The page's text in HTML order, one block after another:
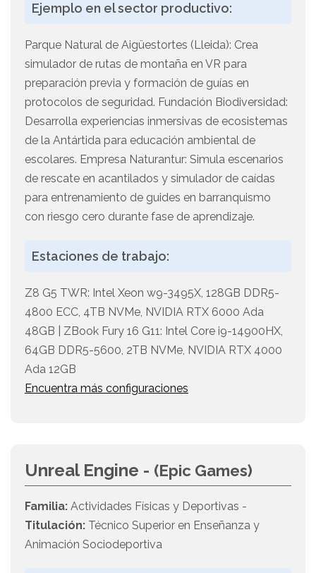
Ejemplo en el sector productivo:
Parque Natural de Aigüestortes (Lleida): Crea
simulador de rutas de montaña en VR para
preparación previa y formación de guías en
protocolos de seguridad. Fundación Biodiversidad:
Desarrolla experiencias inmersivas de ecosistemas
de la Antártida para educación ambiental de
escolares. Empresa Naturantur: Simula escenarios
de rescate en acantilados y simulador de caídas
para entrenamiento de guides en barranquismo
con riesgo cero durante fase de aprendizaje.
Estaciones de trabajo:
Z8 G5 TWR: Intel Xeon w9-3495X, 128GB DDR5-
4800 ECC, 4TB NVMe, NVIDIA RTX 6000 Ada
48GB | ZBook Fury 16 G11: Intel Core i9-14900HX,
64GB DDR5-5600, 2TB NVMe, NVIDIA RTX 4000
Ada 12GB
Encuentra más configuraciones
Unreal Engine - (Epic Games)
Familia: Actividades Físicas y Deportivas -
Titulación: Técnico Superior en Enseñanza y
Animación Sociodeportiva